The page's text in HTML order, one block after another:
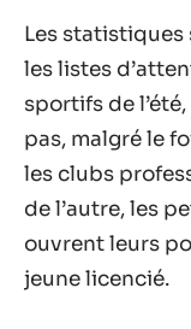
Les statistiques
les listes
sportifs de
pas, malgré le
les clubs
de l’autre, les
ouvrent leurs
jeune licencié.